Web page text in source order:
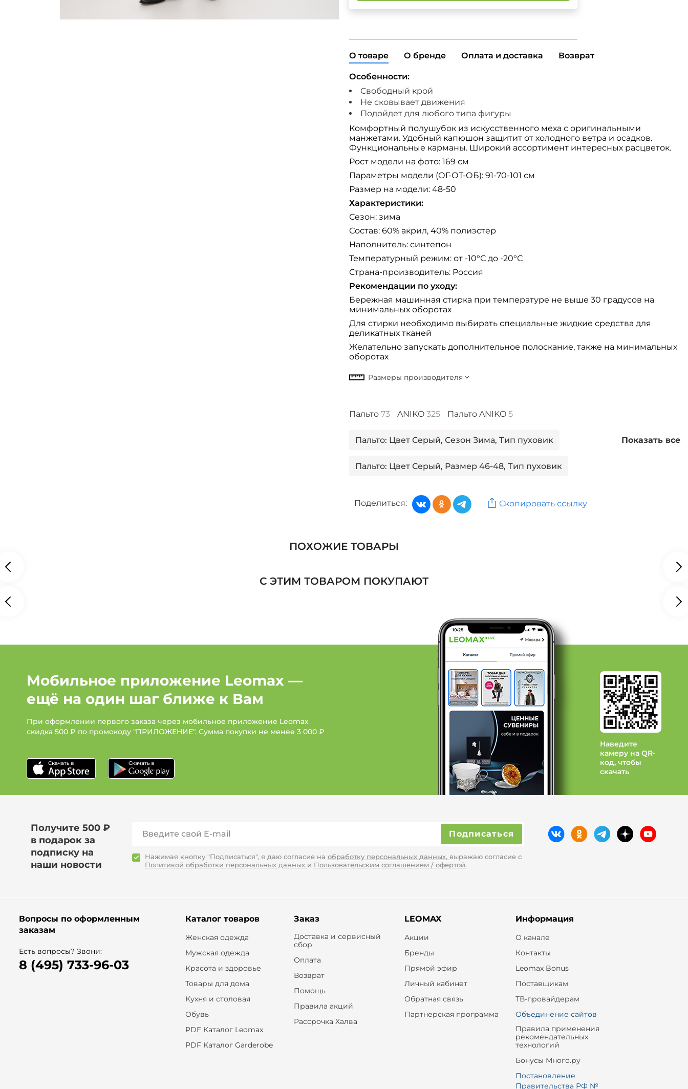
О товаре О бренде Оплата и доставка Возврат
Особенности:
Свободный крой
Не сковывает движения
Подойдет для любого типа фигуры
Комфортный полушубок из искусственного меха с оригинальными
манжетами. Удобный капюшон защитит от холодного ветра и осадков.
Функциональные карманы. Широкий ассортимент интересных расцветок.
Рост модели на фото: 169 см
Параметры модели (ОГ-ОТ-ОБ): 91-70-101 см
Размер на модели: 48-50
Характеристики:
Сезон: зима
Состав: 60% акрил, 40% полиэстер
Наполнитель: синтепон
Температурный режим: от -10°С до -20°С
Страна-производитель: Россия
Рекомендации по уходу:
Бережная машинная стирка при температуре не выше 30 градусов на
минимальных оборотах
Для стирки необходимо выбирать специальные жидкие средства для
деликатных тканей
Желательно запускать дополнительное полоскание, также на минимальных
оборотах
Пальто 73 ANIKO 325 Пальто ANIKO 5
Пальто: Цвет Серый, Сезон Зима, Тип пуховик
Пальто: Цвет Серый, Размер 46-48, Тип пуховик
Пальто: Цвет Черный, Размер 46-48
Женская одежда: Бренд PAILIYU
Женская одежда: Бренд Радуга
Женская одежда: Бренд Еленди
Показать все
Поделиться: Скопировать ссылку
ПОХОЖИЕ ТОВАРЫ
С ЭТИМ ТОВАРОМ ПОКУПАЮТ
Мобильное приложение Leomax —
ещё на один шаг ближе к Вам
При оформлении первого заказа через мобильное приложение Leomax
скидка 500 ₽ по промокоду "ПРИЛОЖЕНИЕ". Сумма покупки не менее 3 000 ₽
Наведите
камеру на QR-
код, чтобы
скачать
Получите 500 ₽
в подарок за
подписку на
наши новости
Подписаться
Нажимая кнопку "Подписаться", я даю согласие на обработку персональных данных, выражаю согласие с
Политикой обработки персональных данных и Пользовательским соглашением / офертой.
Вопросы по оформленным
заказам
Есть вопросы? Звони:
8 (495) 733-96-03
Каталог товаров
Женская одежда
Мужская одежда
Красота и здоровье
Товары для дома
Кухня и столовая
Обувь
PDF Каталог Leomax
PDF Каталог Garderobe
Заказ
Доставка и сервисный
сбор
Оплата
Возврат
Помощь
Правила акций
Рассрочка Халва
LEOMAX
Акции
Бренды
Прямой эфир
Личный кабинет
Обратная связь
Партнерская программа
Информация
О канале
Контакты
Leomax Bonus
Поставщикам
ТВ-провайдерам
Объединение сайтов
Правила применения
рекомендательных
технологий
Бонусы Много.ру
Постановление
Правительства РФ №